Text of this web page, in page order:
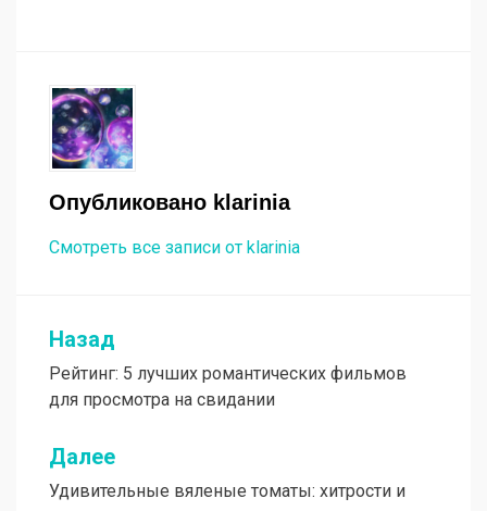
Опубликовано klarinia
Смотреть все записи от klarinia
Навигация
по
записям
Назад
Рейтинг: 5 лучших романтических фильмов
для просмотра на свидании
Далее
Удивительные вяленые томаты: хитрости и